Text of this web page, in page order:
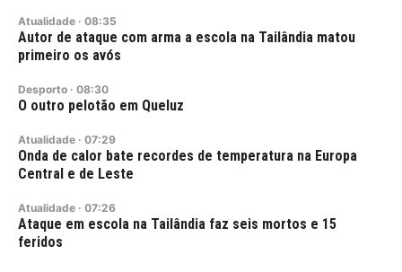
Atualidade · 08:35
Autor de ataque com arma a escola na Tailândia matou
primeiro os avós
Desporto · 08:30
O outro pelotão em Queluz
Atualidade · 07:29
Onda de calor bate recordes de temperatura na Europa
Central e de Leste
Atualidade · 07:26
Ataque em escola na Tailândia faz seis mortos e 15
feridos